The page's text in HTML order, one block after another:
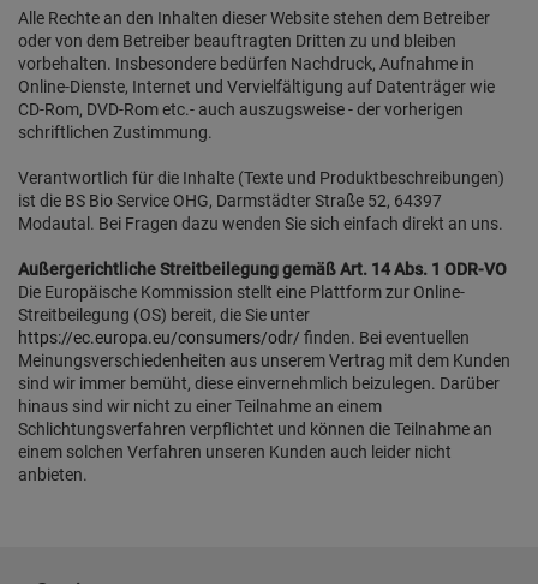
Alle Rechte an den Inhalten dieser Website stehen dem Betreiber
oder von dem Betreiber beauftragten Dritten zu und bleiben
vorbehalten. Insbesondere bedürfen Nachdruck, Aufnahme in
Online-Dienste, Internet und Vervielfältigung auf Datenträger wie
CD-Rom, DVD-Rom etc.- auch auszugsweise - der vorherigen
schriftlichen Zustimmung.
Verantwortlich für die Inhalte (Texte und Produktbeschreibungen)
ist die BS Bio Service OHG, Darmstädter Straße 52, 64397
Modautal. Bei Fragen dazu wenden Sie sich einfach direkt an uns.
Außergerichtliche Streitbeilegung gemäß Art. 14 Abs. 1 ODR-VO
Die Europäische Kommission stellt eine Plattform zur Online-
Streitbeilegung (OS) bereit, die Sie unter
https://ec.europa.eu/consumers/odr/ finden. Bei eventuellen
Meinungsverschiedenheiten aus unserem Vertrag mit dem Kunden
sind wir immer bemüht, diese einvernehmlich beizulegen. Darüber
hinaus sind wir nicht zu einer Teilnahme an einem
Schlichtungsverfahren verpflichtet und können die Teilnahme an
einem solchen Verfahren unseren Kunden auch leider nicht
anbieten.